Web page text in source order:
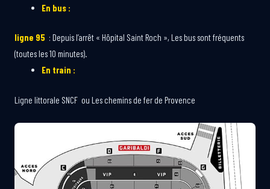
En bus :
ligne 95 : Depuis l’arrêt « Hôpital Saint Roch », Les bus sont fréquents
(toutes les 10 minutes).
En train :
Ligne littorale SNCF ou Les chemins de fer de Provence